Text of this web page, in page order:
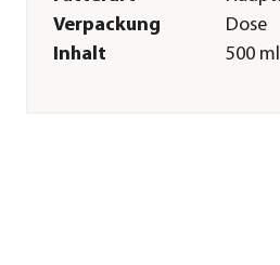
Verpackung
Dose
Inhalt
500 ml